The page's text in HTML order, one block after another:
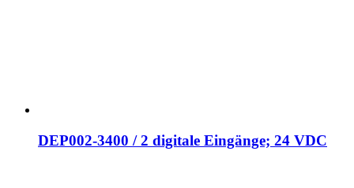
DEP002-3400 / 2 digitale Eingänge; 24 VDC